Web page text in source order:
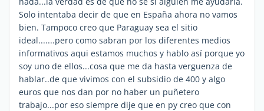
Solo intentaba decir de que en España ahora no vamos
bien. Tampoco creo que Paraguay sea el sitio
ideal.......pero como sabran por los diferentes medios
informativos aqui estamos muchos y hablo así porque yo
soy uno de ellos...cosa que me da hasta verguenza de
hablar..de que vivimos con el subsidio de 400 y algo
euros que nos dan por no haber un puñetero
trabajo...por eso siempre dije que en py creo que con